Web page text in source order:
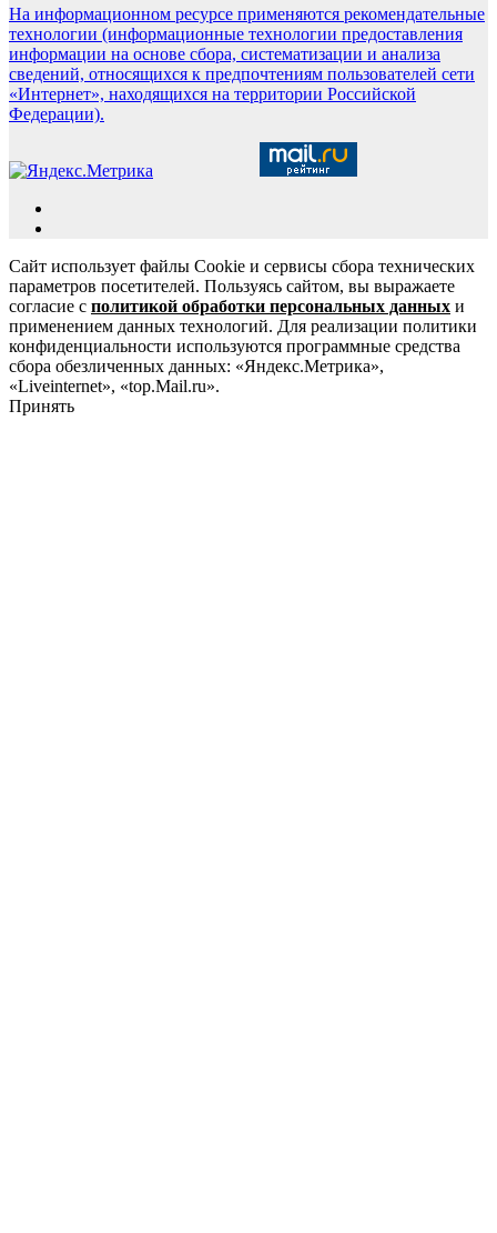
На информационном ресурсе применяются рекомендательные
технологии (информационные технологии предоставления
информации на основе сбора, систематизации и анализа
сведений, относящихся к предпочтениям пользователей сети
«Интернет», находящихся на территории Российской
Федерации).
Сайт использует файлы Cookie и сервисы сбора технических
параметров посетителей. Пользуясь сайтом, вы выражаете
согласие с политикой обработки персональных данных и
применением данных технологий. Для реализации политики
конфиденциальности используются программные средства
сбора обезличенных данных: «Яндекс.Метрика»,
«Liveinternet», «top.Mail.ru».
Принять